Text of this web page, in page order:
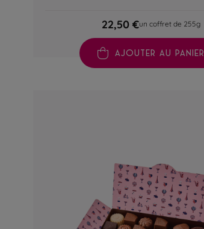
22,50 €un coffret de 255g
AJOUTER AU PANIER